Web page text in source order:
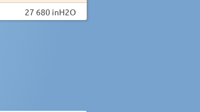
27 680 inH2O